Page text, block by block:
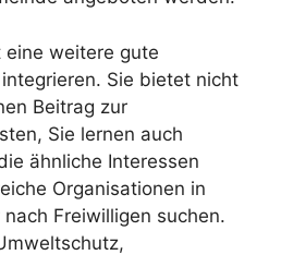
weitere gute
Sie bietet nicht
Beitrag zur
Sie lernen auch
ähnliche Interessen
Organisationen in
Freiwilligen suchen.